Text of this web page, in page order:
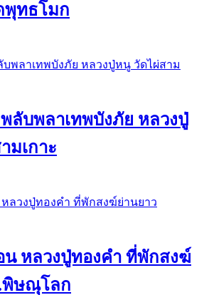
พุทธโมก
ลับพลาเทพบังภัย หลวงปู่
มเกาะ
น หลวงปู่ทองคำ ที่พักสงฆ์
พิษณุโลก